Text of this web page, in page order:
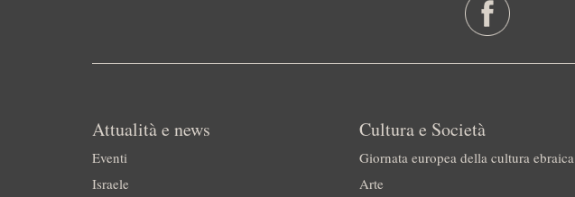
Attualità e news
Eventi
Israele
Cultura e Società
Giornata europea della cultura ebraica
Arte